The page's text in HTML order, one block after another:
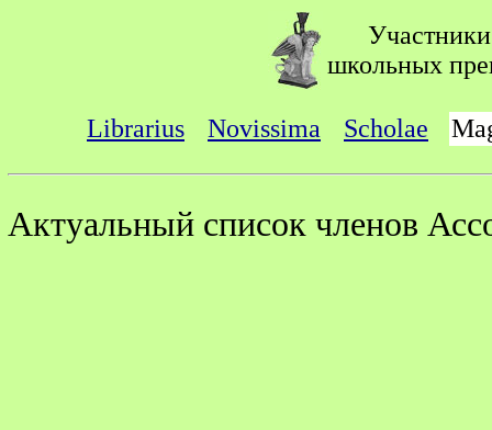
школьных
Librarius Novissima Scholae
Актуальный список членов